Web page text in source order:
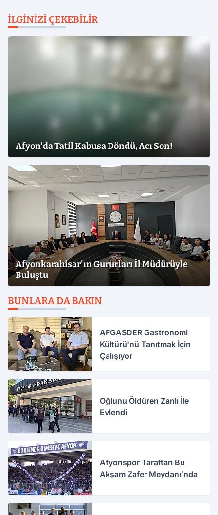
İLGINIZI ÇEKEBILIR
Afyon'da Tatil Kabusa Döndü, Acı Son!
Afyonkarahisar'ın Gururları İl Müdürüyle
Buluştu
BUNLARA DA BAKIN
AFGASDER Gastronomi
Kültürü'nü Tanıtmak İçin
Çalışıyor
Oğlunu Öldüren Zanlı İle
Evlendi
Afyonspor Taraftarı Bu
Akşam Zafer Meydanı’nda